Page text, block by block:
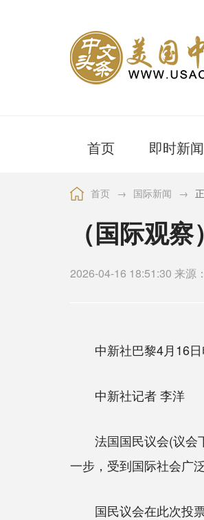
首页 即时新闻
首页 → 国际新闻 →
（国际观
2026-04-16 18:51:30 来源
中新社巴黎4月16日
中新社记者 李洋
法国国民议会(议会下
一步，受到国际社会广泛
国民议会在此次投票